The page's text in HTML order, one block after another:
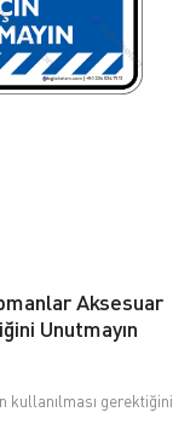
Aksesuar
Unutmayın
kullanılması gerektiğini